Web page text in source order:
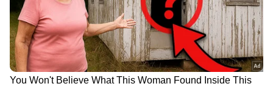
JPSC, JSSC പരീക്ഷകളിൽ
ആക്ഷേപം; ജാർഖണ്ഡിൽ
വിദ്യാർത്ഥി പ്രക്ഷോഭം